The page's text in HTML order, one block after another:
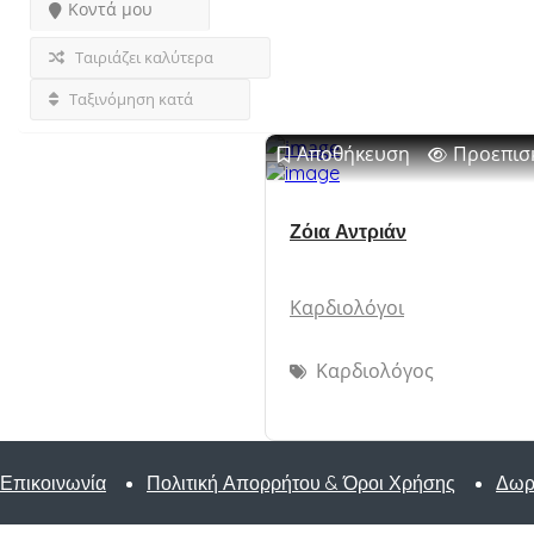
Κοντά μου
Ταιριάζει καλύτερα
Ταξινόμηση κατά
Αποθήκευση
Ζόια Αντριάν
Καρδιολόγοι
Καρδιολόγος
Επικοινωνία Πολιτική Απορρήτου & Όροι Χρήσης